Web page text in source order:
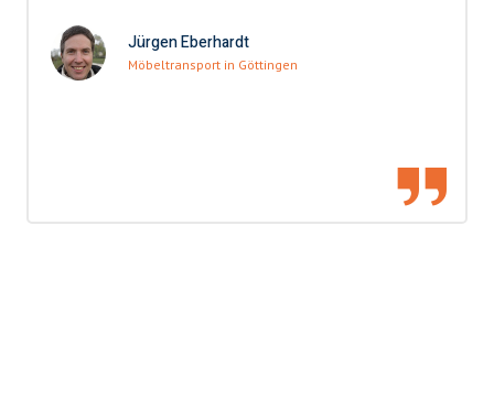
Jürgen Eberhardt
Möbeltransport in Göttingen